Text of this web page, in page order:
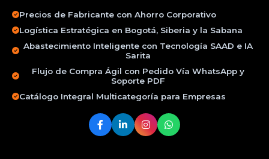
Precios de Fabricante con Ahorro Corporativo
Logística Estratégica en Bogotá, Siberia y la Sabana
Abastecimiento Inteligente con Tecnología SAAD e IA
Sarita
Flujo de Compra Ágil con Pedido Vía WhatsApp y
Soporte PDF
Catálogo Integral Multicategoría para Empresas